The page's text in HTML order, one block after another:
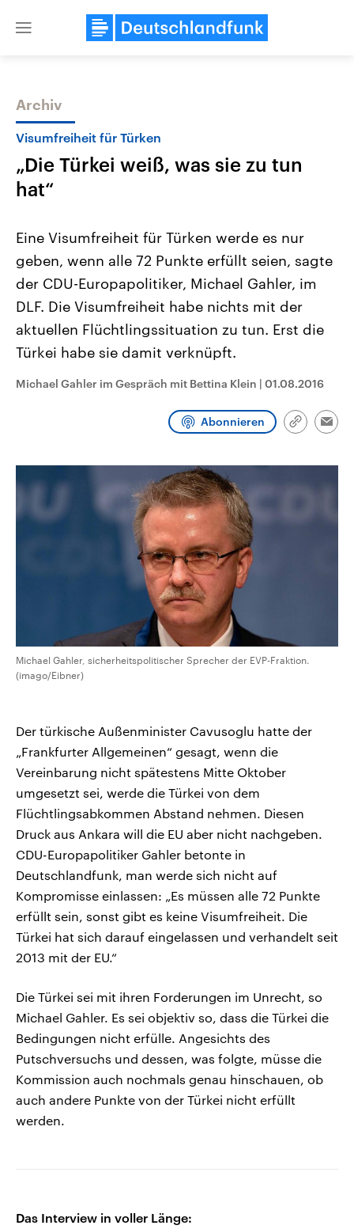
Close
Themen
Landtagswahl Sachsen-Anhalt
2026
Alle Informationen
Sachsen-Anhalt wählt am 6.
September 2026 einen neuen
Landtag. Seit 2021 wird das
Bundesland von einer Koalition aus
Umfragen, Prognosen,
Wahlprogramme, aktuelle Berichte
und Kandidaten der anstehenden
USA
Aktuelle Beiträge,
Hintergründe
Wirtschaftlich und
gehören die Vereinigten
den mächtigsten Ländern
mit großem Einfluss auf
aktuelle Weltgeschehen.
Archiv
Visumfreiheit für Türken
„Die Türkei weiß, was sie zu tun
hat“
Eine Visumfreiheit für Türken werde es nur
geben, wenn alle 72 Punkte erfüllt seien, sagte
der CDU-Europapolitiker, Michael Gahler, im
DLF. Die Visumfreiheit habe nichts mit der
aktuellen Flüchtlingssituation zu tun. Erst die
Türkei habe sie damit verknüpft.
Michael Gahler im Gespräch mit Bettina Klein | 01.08.2016
Abonnieren
Link
Michael Gahler, sicherheitspolitischer Sprecher der EVP-Fraktion.
(imago/Eibner)
Der türkische Außenminister Cavusoglu hatte der
„Frankfurter Allgemeinen“ gesagt, wenn die
Vereinbarung nicht spätestens Mitte Oktober
umgesetzt sei, werde die Türkei von dem
Flüchtlingsabkommen Abstand nehmen. Diesen
Druck aus Ankara will die EU aber nicht nachgeben.
CDU-Europapolitiker Gahler betonte in
Deutschlandfunk, man werde sich nicht auf
Kompromisse einlassen: „Es müssen alle 72 Punkte
erfüllt sein, sonst gibt es keine Visumfreiheit. Die
Türkei hat sich darauf eingelassen und verhandelt seit
2013 mit der EU.“
Die Türkei sei mit ihren Forderungen im Unrecht, so
Michael Gahler. Es sei objektiv so, dass die Türkei die
Bedingungen nicht erfülle. Angesichts des
Putschversuchs und dessen, was folgte, müsse die
Kommission auch nochmals genau hinschauen, ob
auch andere Punkte von der Türkei nicht erfüllt
werden.
Das Interview in voller Länge: